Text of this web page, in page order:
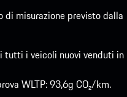
misurazione previsto dalla
tutti i veicoli nuovi venduti in
WLTP: 93,6g CO₂/km.